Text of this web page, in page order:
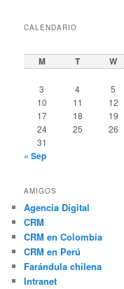
CALENDARIO
M T W
3
4 5
10
11 12
17
18 19
24
25 26
31
« Sep
AMIGOS
Agencia Digital
CRM
CRM en Colombia
CRM en Perú
Farándula chilena
Intranet